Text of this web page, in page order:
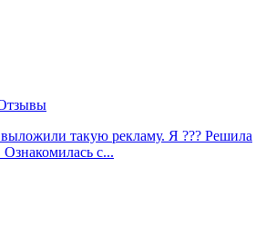
такую рекламу. Я ??? Решила
Ознакомилась с...